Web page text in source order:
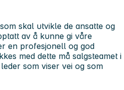
skal utvikle de ansatte og
av å kunne gi våre
en profesjonell og god
med dette må salgsteamet i
som viser vei og som